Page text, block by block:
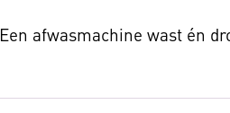
Een afwasmachine wast én